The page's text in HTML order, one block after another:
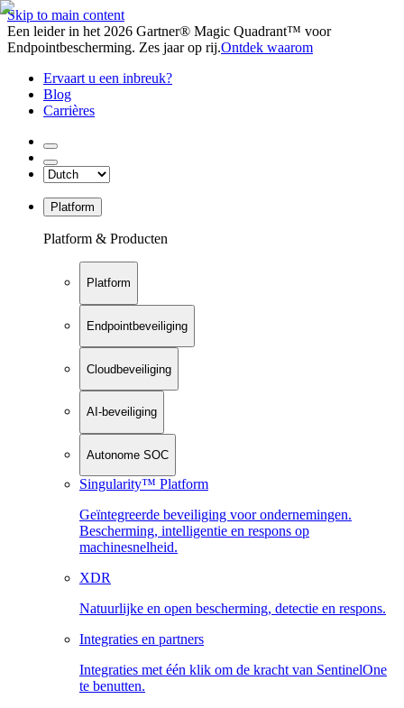
Skip to main content
Een leider in het 2026 Gartner® Magic Quadrant™ voor
Endpointbescherming. Zes jaar op rij.Ontdek waarom
Ervaart u een inbreuk?
Blog
Carrières
Platform
Platform & Producten
Platform
Endpointbeveiliging
Cloudbeveiliging
AI-beveiliging
Autonome SOC
Singularity™ Platform
Geïntegreerde beveiliging voor ondernemingen.
Bescherming, intelligentie en respons op
machinesnelheid.
XDR
Natuurlijke en open bescherming, detectie en respons.
Integraties en partners
Integraties met één klik om de kracht van SentinelOne
te benutten.